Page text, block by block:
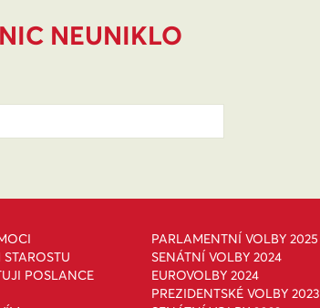
NEUNIKLO
POSLANCE
PARLAMENTNÍ VOLBY 2025
SENÁTNÍ VOLBY 2024
EUROVOLBY 2024
PREZIDENTSKÉ VOLBY 2023